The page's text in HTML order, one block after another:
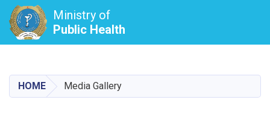
content
Ministry of
Public Health
HOME Media Gallery